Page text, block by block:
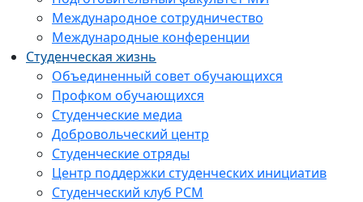
Международное сотрудничество
Международные конференции
Студенческая жизнь
Объединенный совет обучающихся
Профком обучающихся
Студенческие медиа
Добровольческий центр
Студенческие отряды
Центр поддержки студенческих инициатив
Студенческий клуб РСМ